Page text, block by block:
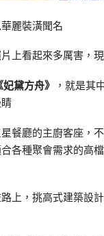
麗裝潢聞名
上看起來多厲害，
妃黛方舟》
，就是其
餐廳的主廚客座，
各種聚會需求的高
上，挑高式建築設